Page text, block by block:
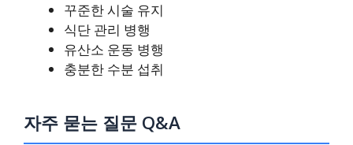
꾸준한 시술 유지
식단 관리 병행
유산소 운동 병행
충분한 수분 섭취
자주 묻는 질문 Q&A